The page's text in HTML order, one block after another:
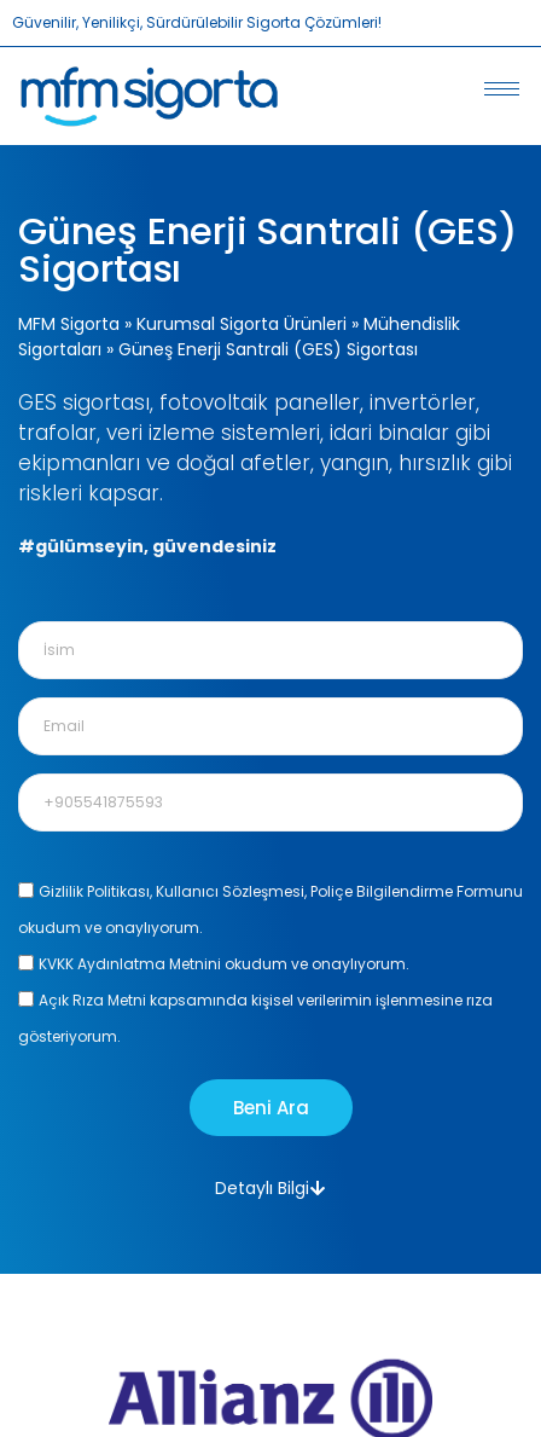
Güvenilir, Yenilikçi, Sürdürülebilir Sigorta Çözümleri!
Güneş Enerji Santrali (GES)
Sigortası
MFM Sigorta » Kurumsal Sigorta Ürünleri » Mühendislik
Sigortaları » Güneş Enerji Santrali (GES) Sigortası
GES sigortası, fotovoltaik paneller, invertörler,
trafolar, veri izleme sistemleri, idari binalar gibi
ekipmanları ve doğal afetler, yangın, hırsızlık gibi
riskleri kapsar.
#gülümseyin, güvendesiniz
Gizlilik Politikası, Kullanıcı Sözleşmesi, Poliçe Bilgilendirme Formunu
okudum ve onaylıyorum.
KVKK Aydınlatma Metnini okudum ve onaylıyorum.
Açık Rıza Metni kapsamında kişisel verilerimin işlenmesine rıza
gösteriyorum.
Beni Ara
Detaylı Bilgi